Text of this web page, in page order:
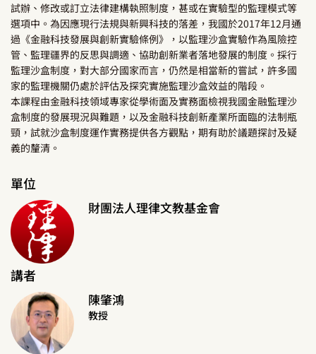
試辦、修改或訂立法律建構執照制度，甚或在實驗型的監理模式等
選項中。為因應現行法規與新興科技的落差，我國於2017年12月通
過《金融科技發展與創新實驗條例》，以監理沙盒實驗作為風險控
管、監理疆界的反思與調適、協助創新業者落地發展的制度。採行
監理沙盒制度，對大部分國家而言，仍然是相當新的嘗試，許多國
家的監理機關仍處於評估及探究實施監理沙盒效益的階段。
本課程由金融科技領域專家從學術面及實務面檢視我國金融監理沙
盒制度的發展現況與難題，以及金融科技創新產業所面臨的法制瓶
頸，試就沙盒制度運作實務提供各方觀點，期有助於議題探討及疑
義的釐清。
單位
財團法人理律文教基金會
講者
陳肇鴻
教授